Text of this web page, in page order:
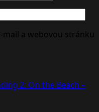
a webovou stránku
2: On the Beach –